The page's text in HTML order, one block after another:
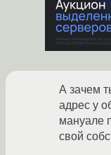
А зачем
адрес у
мануале
свой